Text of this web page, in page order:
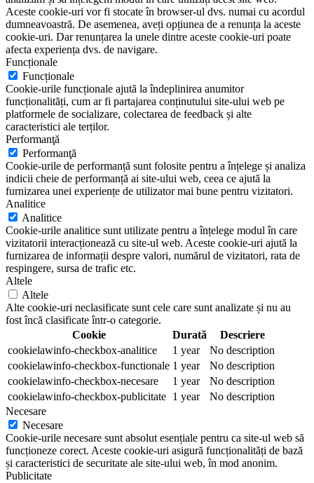
Aceste cookie-uri vor fi stocate în browser-ul dvs. numai cu acordul
dumneavoastră. De asemenea, aveți opțiunea de a renunța la aceste
cookie-uri. Dar renunțarea la unele dintre aceste cookie-uri poate
afecta experiența dvs. de navigare.
Funcționale
Funcționale
Cookie-urile funcționale ajută la îndeplinirea anumitor
funcționalități, cum ar fi partajarea conținutului site-ului web pe
platformele de socializare, colectarea de feedback și alte
caracteristici ale terților.
Performanţă
Performanţă
Cookie-urile de performanță sunt folosite pentru a înțelege și analiza
indicii cheie de performanță ai site-ului web, ceea ce ajută la
furnizarea unei experiențe de utilizator mai bune pentru vizitatori.
Analitice
Analitice
Cookie-urile analitice sunt utilizate pentru a înțelege modul în care
vizitatorii interacționează cu site-ul web. Aceste cookie-uri ajută la
furnizarea de informații despre valori, numărul de vizitatori, rata de
respingere, sursa de trafic etc.
Altele
Altele
Alte cookie-uri neclasificate sunt cele care sunt analizate și nu au
fost încă clasificate într-o categorie.
Cookie
Durată
Descriere
cookielawinfo-checkbox-analitice
1 year
No description
cookielawinfo-checkbox-functionale 1 year
No description
cookielawinfo-checkbox-necesare
1 year
No description
cookielawinfo-checkbox-publicitate 1 year
No description
Necesare
Necesare
Cookie-urile necesare sunt absolut esențiale pentru ca site-ul web să
funcționeze corect. Aceste cookie-uri asigură funcționalități de bază
și caracteristici de securitate ale site-ului web, în mod anonim.
Publicitate